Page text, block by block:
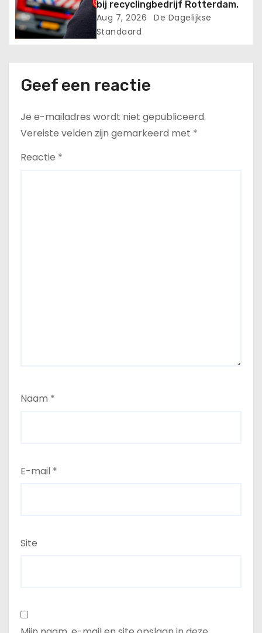
bij recyclingbedrijf Rotterdam.
Aug 7, 2026
De Dagelijkse
Standaard
Geef een reactie
Je e-mailadres wordt niet gepubliceerd.
Vereiste velden zijn gemarkeerd met *
Reactie *
Naam *
E-mail *
Site